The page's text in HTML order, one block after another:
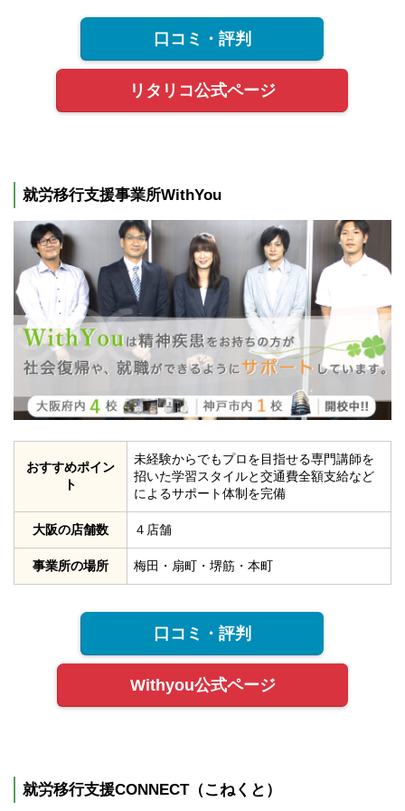
口コミ・評判
リタリコ公式ページ
就労移行支援事業所WithYou
おすすめポイン
ト
未経験からでもプロを目指せる専門講師を
招いた学習スタイルと交通費全額支給など
によるサポート体制を完備
大阪の店舗数 ４店舗
事業所の場所 梅田・扇町・堺筋・本町
口コミ・評判
Withyou公式ページ
就労移行支援CONNECT（こねくと）